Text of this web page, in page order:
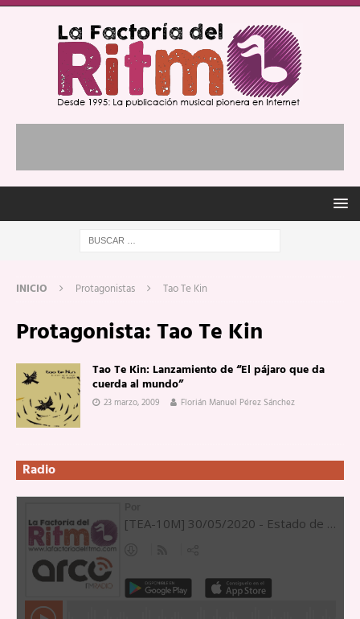
INICIO Protagonistas Tao Te Kin
Protagonista:Tao Te Kin
Tao Te Kin: Lanzamiento de “El pájaro que da
cuerda al mundo”
23 marzo, 2009 Florián Manuel Pérez Sánchez
Radio